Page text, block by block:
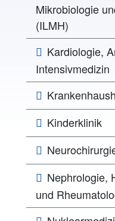
Mikrobiologie
(ILMH)
Kardiologie,
Intensivmedizin
Kinderklinik
Nephrologie,
und